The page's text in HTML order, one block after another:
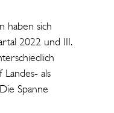
haben sich
2022 und III.
als
Spanne